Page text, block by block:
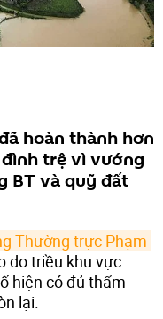
hoàn thành hơn
trệ vì vướng
BT và quỹ đất
Thường trực Phạm
do triều khu vực
hiện có đủ thẩm
lại.